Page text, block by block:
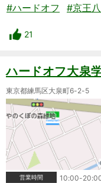
#ハードオフ #京王
21
ハードオフ大泉
東京都練馬区大泉町6-2-5
営業時間
10:00-